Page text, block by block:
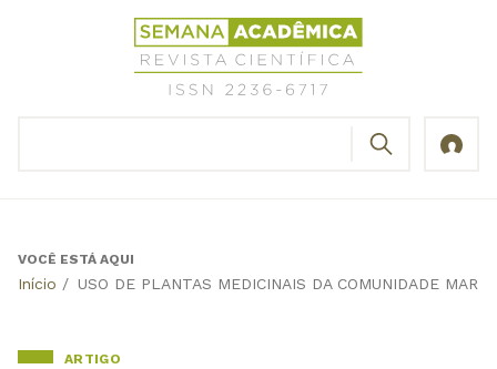
Revista
Científica
Semana
Back
VOCÊ ESTÁ AQUI
Início / USO DE PLANTAS MEDICINAIS DA COMUNIDADE
ARTIGO